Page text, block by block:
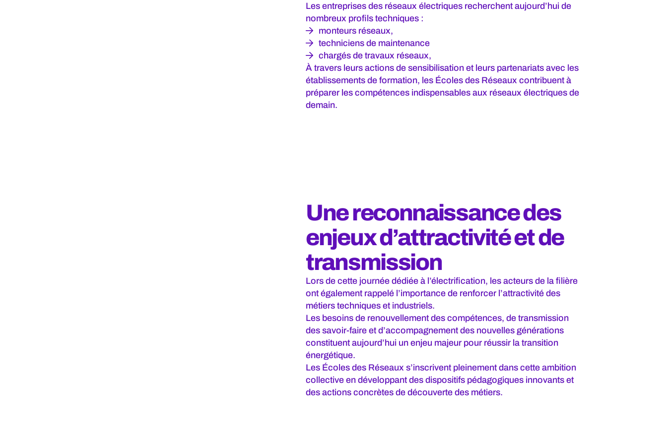
Les entreprises des réseaux électriques recherchent aujourd’hui de
nombreux profils techniques :
monteurs réseaux,
techniciens de maintenance
chargés de travaux réseaux,
À travers leurs actions de sensibilisation et leurs partenariats avec les
établissements de formation, les Écoles des Réseaux contribuent à
préparer les compétences indispensables aux réseaux électriques de
demain.
Une reconnaissance des
enjeux d’attractivité et de
transmission
Lors de cette journée dédiée à l’électrification, les acteurs de la filière
ont également rappelé l’importance de renforcer l’attractivité des
métiers techniques et industriels.
Les besoins de renouvellement des compétences, de transmission
des savoir-faire et d’accompagnement des nouvelles générations
constituent aujourd’hui un enjeu majeur pour réussir la transition
énergétique.
Les Écoles des Réseaux s’inscrivent pleinement dans cette ambition
collective en développant des dispositifs pédagogiques innovants et
des actions concrètes de découverte des métiers.